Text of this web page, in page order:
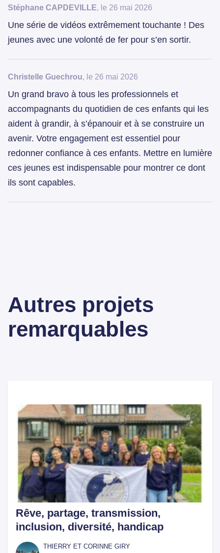
Stéphane CAPDEVILLE, le 26 mai 2026
Une série de vidéos extrêmement touchante ! Des
jeunes avec une volonté de fer pour s’en sortir.
Christelle Guechrou, le 26 mai 2026
Un grand bravo à tous les professionnels et
accompagnants du quotidien de ces enfants qui les
aident à grandir, à s’épanouir et à se construire un
avenir. Votre engagement est essentiel pour
redonner confiance à ces enfants. Mettre en lumière
ces jeunes est indispensable pour montrer ce dont
ils sont capables.
Autres projets
remarquables
Rêve, partage, transmission,
inclusion, diversité, handicap
THIERRY ET CORINNE GIRY